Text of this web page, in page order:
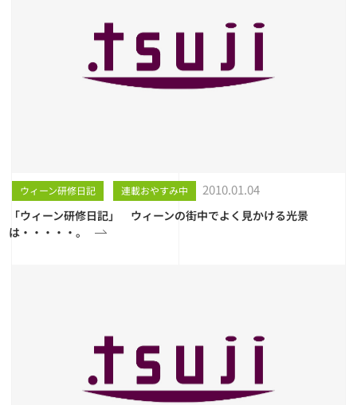
ウィーン研修日記 連載おやすみ中 2010.01.04
「ウィーン研修日記」 ウィーンの街中でよく見かける光景
は・・・・・。